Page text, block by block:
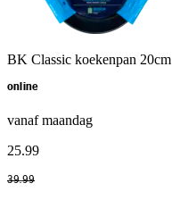
BK Classic koekenpan 20cm
online
vanaf maandag
25.99
39.99